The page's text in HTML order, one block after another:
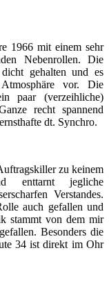
1966 mit einem sehr
Nebenrollen. Die
gehalten und es
vor. Die
paar (verzeihliche)
recht spannend
dt. Synchro.
zu keinem
enttarnt jegliche
Verstandes.
auch gefallen und
stammt von dem mir
Besonders die
34 ist direkt im Ohr